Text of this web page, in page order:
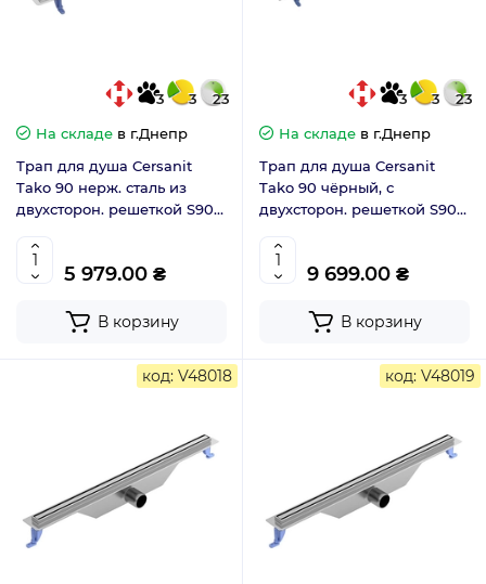
3 3
23
На складе в г.Днепр
Трап для душа Cersanit
Tako 90 нерж. сталь из
двухсторон. решеткой S907-
5 979.00 ₴
В корзину
3 3
23
На складе в г.Днепр
Трап для душа Cersanit
Tako 90 чёрный, с
двухсторон. решеткой S907-
9 699.00 ₴
В корзину
код: V48018 код: V48019